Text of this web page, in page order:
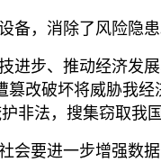
备，消除了风险隐患
步、推动经济发
改破坏将威胁我
法，搜集窃取我
要进一步增强数